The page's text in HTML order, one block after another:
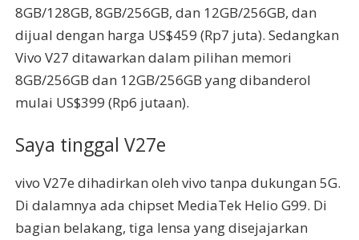
8GB/128GB, 8GB/256GB, dan 12GB/256GB, dan
dijual dengan harga US$459 (Rp7 juta). Sedangkan
Vivo V27 ditawarkan dalam pilihan memori
8GB/256GB dan 12GB/256GB yang dibanderol
mulai US$399 (Rp6 jutaan).
Saya tinggal V27e
vivo V27e dihadirkan oleh vivo tanpa dukungan 5G.
Di dalamnya ada chipset MediaTek Helio G99. Di
bagian belakang, tiga lensa yang disejajarkan